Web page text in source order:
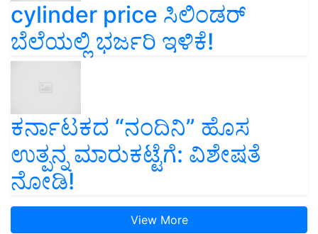
cylinder price ಸಿಲಿಂಡರ್‌
ಬೆಲೆಯಲ್ಲಿ ಭರ್ಜರಿ ಇಳಿಕೆ!
ಕರ್ನಾಟಕದ “ನಂದಿನಿ” ಹೊಸ
ಉತ್ಪನ್ನ ಮಾರುಕಟ್ಟೆಗೆ: ವಿಶೇಷತೆ
ನೋಡಿ!
View More